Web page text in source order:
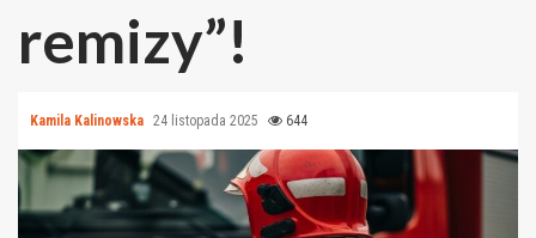
remizy”!
Kamila Kalinowska 24 listopada 2025 644